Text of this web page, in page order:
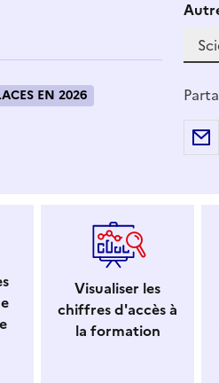
EN 2026
Si
Visualiser les
chiffres d'accès à
la formation